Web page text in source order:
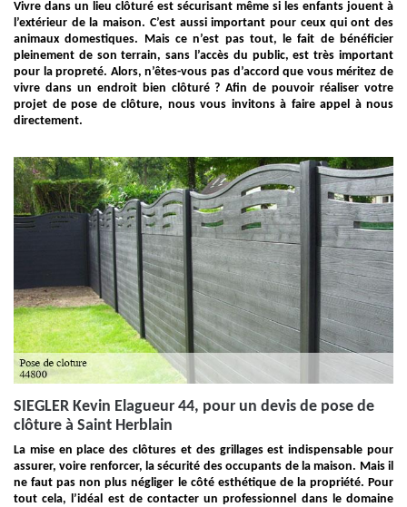
Vivre dans un lieu clôturé est sécurisant même si les enfants jouent à
l’extérieur de la maison. C’est aussi important pour ceux qui ont des
animaux domestiques. Mais ce n’est pas tout, le fait de bénéficier
pleinement de son terrain, sans l’accès du public, est très important
pour la propreté. Alors, n’êtes-vous pas d’accord que vous méritez de
vivre dans un endroit bien clôturé ? Afin de pouvoir réaliser votre
projet de pose de clôture, nous vous invitons à faire appel à nous
directement.
SIEGLER Kevin Elagueur 44, pour un devis de pose de
clôture à Saint Herblain
La mise en place des clôtures et des grillages est indispensable pour
assurer, voire renforcer, la sécurité des occupants de la maison. Mais il
ne faut pas non plus négliger le côté esthétique de la propriété. Pour
tout cela, l’idéal est de contacter un professionnel dans le domaine